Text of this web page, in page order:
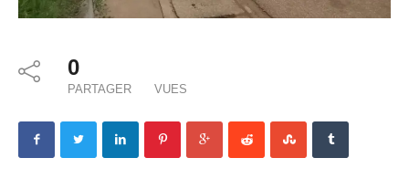
0
PARTAGER VUES